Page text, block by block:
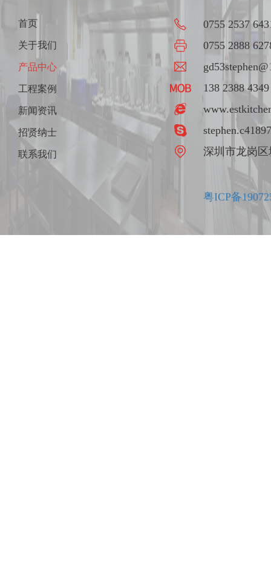
首页
关于我们
产品中心
工程案例
新闻资讯
招贤纳士
联系我们
0755 2537
0755 2888
138 2388 4349
深圳市龙岗
粤ICP备